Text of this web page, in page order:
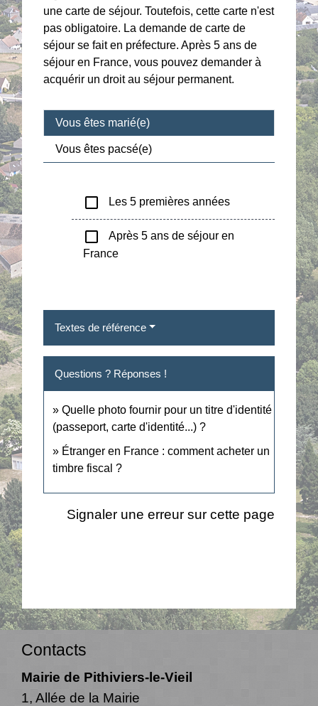
une carte de séjour. Toutefois, cette carte n'est
pas obligatoire. La demande de carte de
séjour se fait en préfecture. Après 5 ans de
séjour en France, vous pouvez demander à
acquérir un droit au séjour permanent.
Vous êtes marié(e)
Vous êtes pacsé(e)
check_box_outline_blank Les 5 premières années
check_box_outline_blank
Après 5 ans de séjour en
France
Textes de référence
Questions ? Réponses !
Quelle photo fournir pour un titre d'identité
(passeport, carte d'identité...) ?
Étranger en France : comment acheter un
timbre fiscal ?
Signaler une erreur sur cette page
Contacts
Mairie de Pithiviers-le-Vieil
1, Allée de la Mairie